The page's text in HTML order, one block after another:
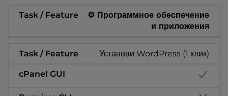
⚙️ Программное обеспечение
и приложения
Установи WordPress (1 клик)